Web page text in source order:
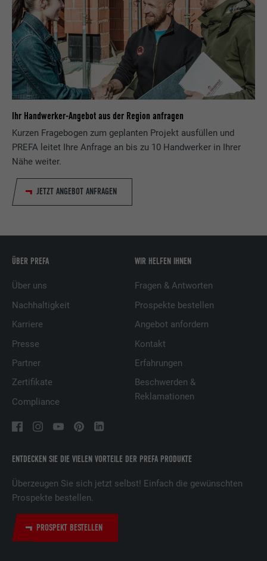
Ihr Handwerker-Angebot aus der Region anfragen
Kurzen Fragebogen zum geplanten Projekt ausfüllen und
PREFA leitet Ihre Anfrage an bis zu 10 Handwerker in Ihrer
Nähe weiter.
JETZT ANGEBOT ANFRAGEN
ENTDECKEN SIE DIE VIELEN VORTEILE DER PREFA PRODUKTE
Überzeugen Sie sich jetzt selbst! Einfach die gewünschten
Prospekte bestellen.
PROSPEKT BESTELLEN
ÜBER PREFA
Über uns
Nachhaltigkeit
Karriere
Presse
Partner
Zertifikate
Compliance
WIR HELFEN IHNEN
Fragen & Antworten
Prospekte bestellen
Angebot anfordern
Kontakt
Erfahrungen
Beschwerden &
Reklamationen